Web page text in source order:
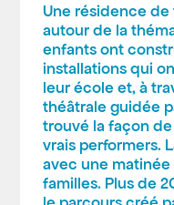
Une résidence
autour de la
enfants ont
installations qui
leur école et, à
théâtrale guidée
trouvé la façon
vrais performers.
avec une
familles. Plus de